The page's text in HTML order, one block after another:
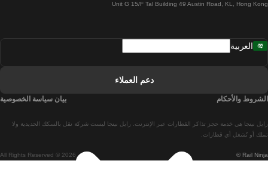
قطارات من لشبونة إلى مدريد
قطارات من مدريد إلى برشلونة
Unit G 15/F Tal Building 49 Austin Road, KL, Hong Kong
Rail Ninja ®
All Rights Reserved © 2026
رايل نينجا هي خدمة حجز تذاكر القطارات عبر الإنترنت. رايل نينجا ليست شركة نقل بالسكك الحديدية ولا
تملك أو تُشغل أي قطارات.
العربية
دعم العملاء
الشروط والأحكام بيان سياسة الخصوصية